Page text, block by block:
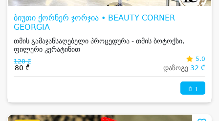
ბიუთი ქორნერ ჯორჯია • BEAUTY CORNER
GEORGIA
თმის გამაჯანსაღებელი პროცედურა - თმის ბოტოქსი,
ფილერი კერატინით
120 ₾
80 ₾
5.0
დაზოგე 32 ₾
1